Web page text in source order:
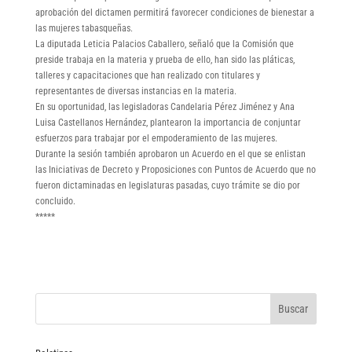
aprobación del dictamen permitirá favorecer condiciones de bienestar a
las mujeres tabasqueñas.
La diputada Leticia Palacios Caballero, señaló que la Comisión que
preside trabaja en la materia y prueba de ello, han sido las pláticas,
talleres y capacitaciones que han realizado con titulares y
representantes de diversas instancias en la materia.
En su oportunidad, las legisladoras Candelaria Pérez Jiménez y Ana
Luisa Castellanos Hernández, plantearon la importancia de conjuntar
esfuerzos para trabajar por el empoderamiento de las mujeres.
Durante la sesión también aprobaron un Acuerdo en el que se enlistan
las Iniciativas de Decreto y Proposiciones con Puntos de Acuerdo que no
fueron dictaminadas en legislaturas pasadas, cuyo trámite se dio por
concluido.
*****